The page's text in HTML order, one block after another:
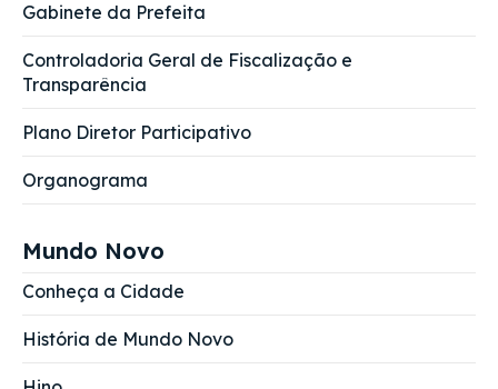
Gabinete da Prefeita
Controladoria Geral de Fiscalização e
Transparência
Plano Diretor Participativo
Organograma
Mundo Novo
Conheça a Cidade
História de Mundo Novo